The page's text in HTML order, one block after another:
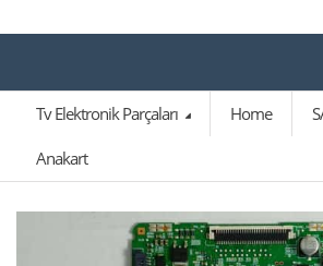
Tv Elektronik Parçaları
Home
Anakart